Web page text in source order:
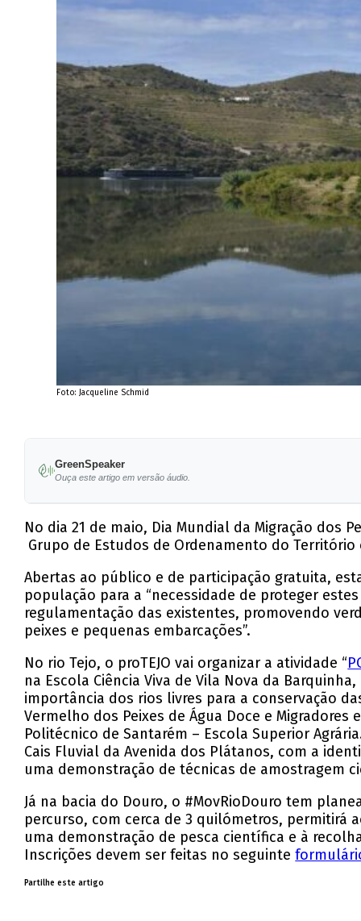
Foto: Jacqueline Schmid
GreenSpeaker
Ouça este artigo em versão áudio.
No dia 21 de maio, Dia Mundial da Migração dos
Grupo de Estudos de Ordenamento do
Abertas ao público e de participação gratuita,
população para a “necessidade de proteger
regulamentação das existentes, promovendo
peixes e pequenas embarcações”.
No rio Tejo, o proTEJO vai organizar a atividade “
na Escola Ciência Viva de Vila Nova da
importância dos rios livres para a conservação
Vermelho dos Peixes de Água Doce e Migradores
Politécnico de Santarém – Escola Superior
Cais Fluvial da Avenida dos Plátanos, com a
uma demonstração de técnicas de amostragem
Já na bacia do Douro, o #MovRioDouro tem
percurso, com cerca de 3 quilómetros, permitirá
uma demonstração de pesca científica e à
Inscrições devem ser feitas no seguinte
Partilhe este artigo